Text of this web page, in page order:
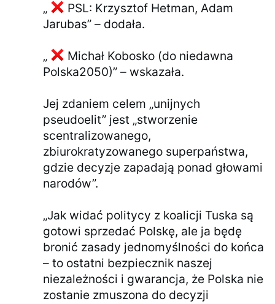
„
PSL: Krzysztof Hetman, Adam
Jarubas” – dodała.
„
Michał Kobosko (do niedawna
Polska2050)” – wskazała.
Jej zdaniem celem „unijnych
pseudoelit” jest „stworzenie
scentralizowanego,
zbiurokratyzowanego superpaństwa,
gdzie decyzje zapadają ponad głowami
narodów”.
„Jak widać politycy z koalicji Tuska są
gotowi sprzedać Polskę, ale ja będę
bronić zasady jednomyślności do końca
– to ostatni bezpiecznik naszej
niezależności i gwarancja, że Polska nie
zostanie zmuszona do decyzji